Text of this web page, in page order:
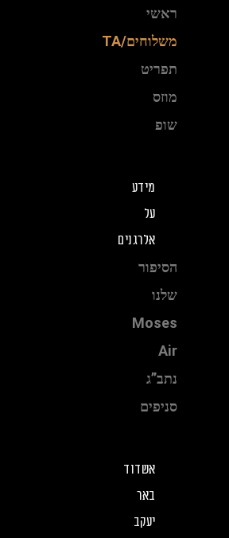
ראשי
משלוחים/TA
תפריט
מוזס
שופ
מידע
על
אלרגנים
הסיפור
שלנו
Moses
Air
נתב”ג
סניפים
אשדוד
באר
יעקב